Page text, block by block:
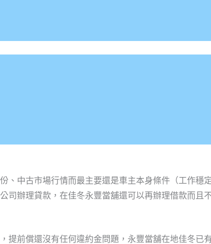
、中古市場行情而最主要還是車主本身條件（工作穩
司辦理貸款，在佳冬永豐當舖還可以再辦理借款而且
提前償還沒有任何違約金問題，永豐當舖在地佳冬已